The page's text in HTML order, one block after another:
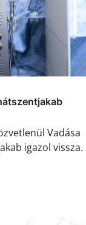
Vadása
igazol vissza.